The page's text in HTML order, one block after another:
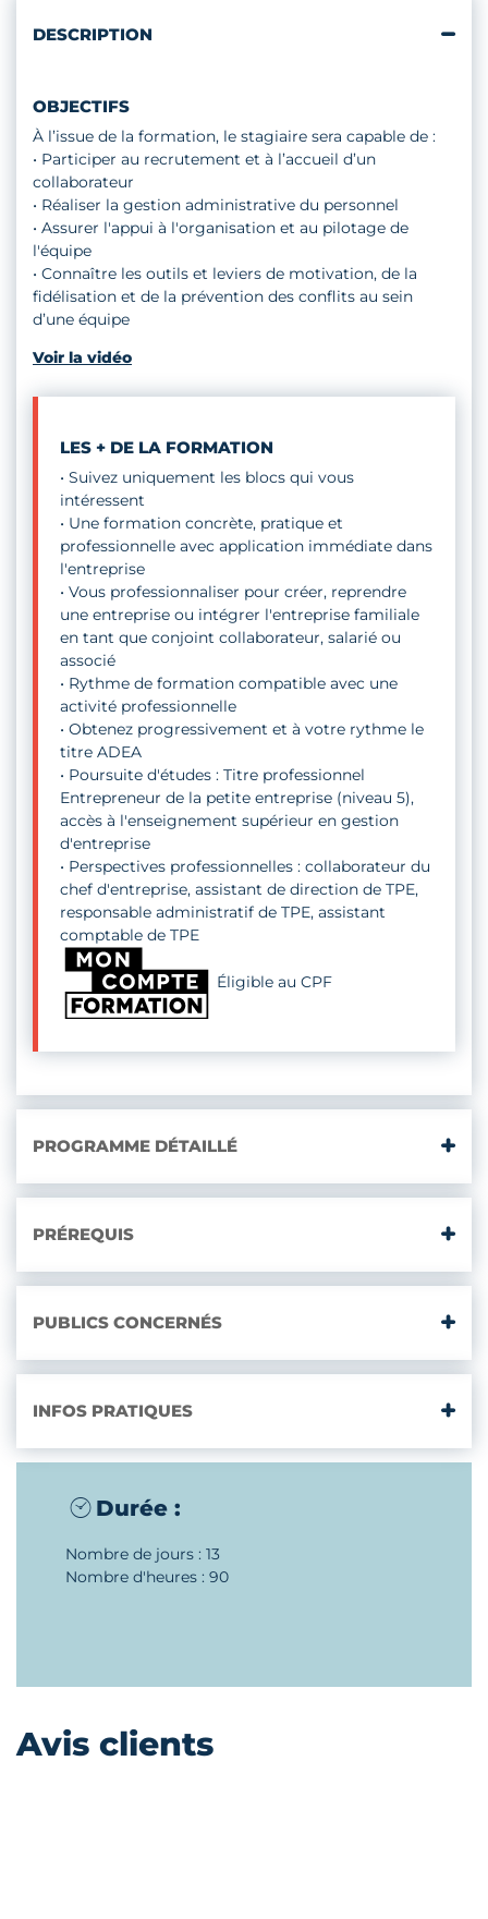
ARTISANALE
BLOC
DESCRIPTION
OBJECTIFS
À l’issue de la formation, le stagiaire sera capable de :
• Participer au recrutement et à l’accueil d’un
collaborateur
• Réaliser la gestion administrative du personnel
• Assurer l'appui à l'organisation et au pilotage de
l'équipe
• Connaître les outils et leviers de motivation, de la
fidélisation et de la prévention des conflits au sein
d’une équipe
Voir la vidéo
LES + DE LA FORMATION
• Suivez uniquement les blocs qui vous
intéressent
• Une formation concrète, pratique et
professionnelle avec application immédiate dans
l'entreprise
• Vous professionnaliser pour créer, reprendre
une entreprise ou intégrer l'entreprise familiale
en tant que conjoint collaborateur, salarié ou
associé
• Rythme de formation compatible avec une
activité professionnelle
• Obtenez progressivement et à votre rythme le
titre ADEA
• Poursuite d'études : Titre professionnel
Entrepreneur de la petite entreprise (niveau 5),
accès à l'enseignement supérieur en gestion
d'entreprise
• Perspectives professionnelles : collaborateur du
chef d'entreprise, assistant de direction de TPE,
responsable administratif de TPE, assistant
comptable de TPE
Éligible au CPF
PROGRAMME DÉTAILLÉ
PRÉREQUIS
PUBLICS CONCERNÉS
INFOS PRATIQUES
Durée :
Nombre de jours : 13
Nombre d'heures : 90
Avis clients